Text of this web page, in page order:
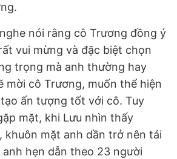
nói rằng cô Trương đồng ý
vui mừng và đặc biệt chọn
trọng mà anh thường hay
mời cô Trương, muốn thể hiện
ấn tượng tốt với cô. Tuy
mặt, khi Lưu nhìn thấy
khuôn mặt anh dần trở nên tái
hẹn dẫn theo 23 người